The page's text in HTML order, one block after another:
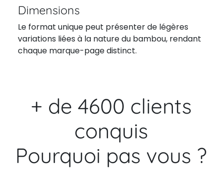
Dimensions
Le format unique peut présenter de légères
variations liées à la nature du bambou, rendant
chaque marque-page distinct.
+ de 4600 clients
conquis
Pourquoi pas vous ?